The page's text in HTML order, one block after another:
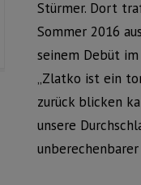
Stürmer. Dort
Sommer 2016
seinem Debüt
„Zlatko ist ein
zurück blicken
unsere